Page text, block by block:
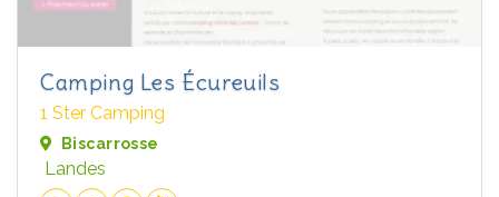
Camping Les Écureuils
1 Ster Camping
Biscarrosse
Landes